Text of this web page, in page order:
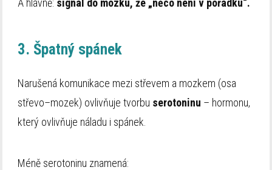
A hlavně: signál do mozku, že „něco není v pořádku“.
3. Špatný spánek
Narušená komunikace mezi střevem a mozkem (osa
střevo–mozek) ovlivňuje tvorbu serotoninu – hormonu,
který ovlivňuje náladu i spánek.
Méně serotoninu znamená: